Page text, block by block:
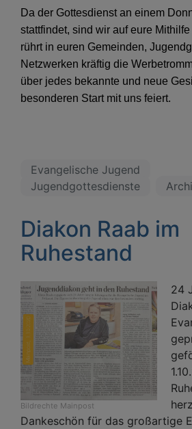
Da der Gottesdienst an einem
stattfindet, sind wir auf eure
rührt in euren Gemeinden,
Netzwerken kräftig die
über jedes bekannte und neue
besonderen Start mit uns feiert.
Evangelische Jugend
Jugendgottesdienste
Diakon Raab im
Ruhestand
Bildrechte Mainpost
24
Dankeschön für das großartige